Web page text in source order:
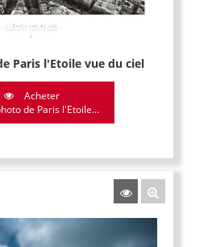
Paris l'Etoile vue du ciel
Acheter
de Paris l'Etoile...